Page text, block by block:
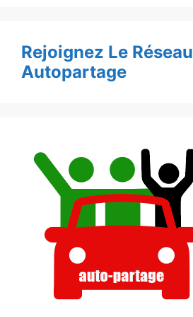
Rejoignez Le Réseau
Autopartage